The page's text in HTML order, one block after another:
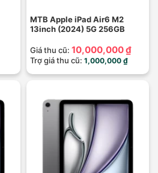
MTB Apple iPad Air6 M2
13inch (2024) 5G 256GB
Giá thu cũ: 10,000,000 ₫
Trợ giá thu cũ: 1,000,000 ₫